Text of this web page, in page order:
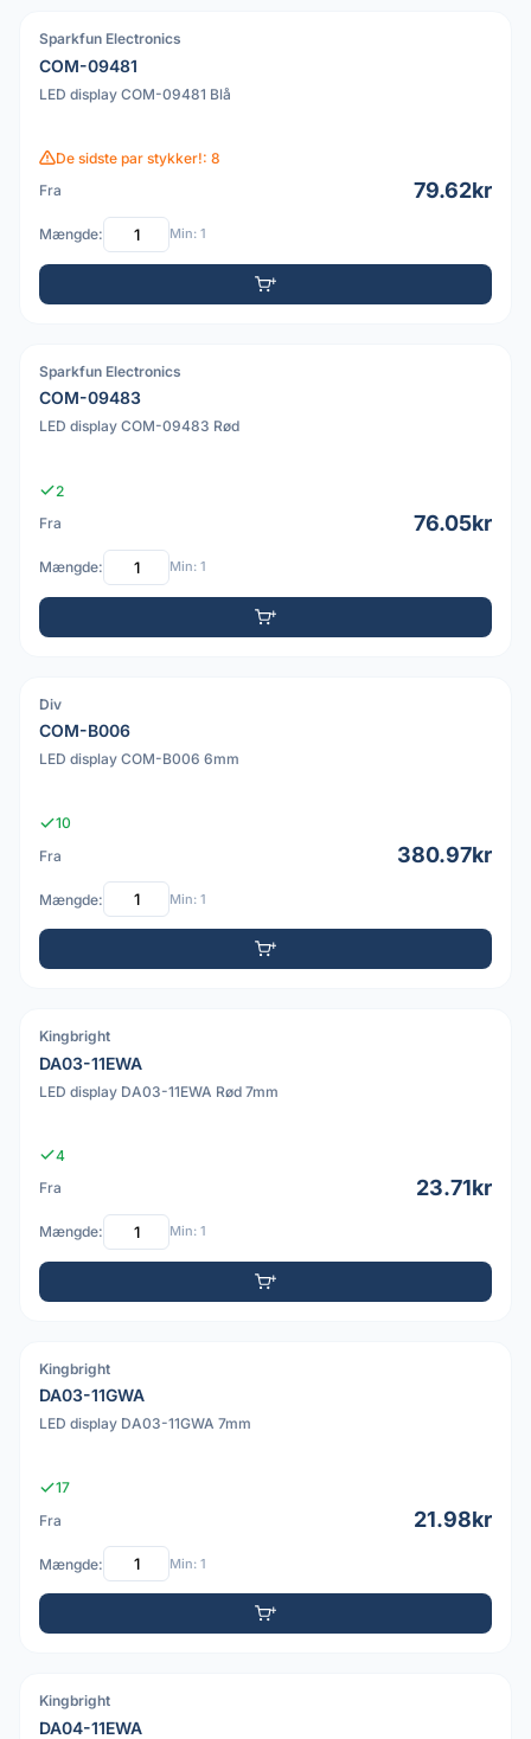
PDF
Sparkfun Electronics
COM-09481
LED display COM-09481 Blå
De sidste par stykker!: 8
Fra
79.62kr
Mængde: Min: 1
PDF
Sparkfun Electronics
COM-09483
LED display COM-09483 Rød
2
Fra
76.05kr
Mængde: Min: 1
Div
COM-B006
LED display COM-B006 6mm
10
Fra
380.97kr
Mængde: Min: 1
PDF
Kingbright
DA03-11EWA
LED display DA03-11EWA Rød 7mm
4
Fra
23.71kr
Mængde: Min: 1
PDF
Kingbright
DA03-11GWA
LED display DA03-11GWA 7mm
17
Fra
21.98kr
Mængde: Min: 1
PDF
Kingbright
DA04-11EWA